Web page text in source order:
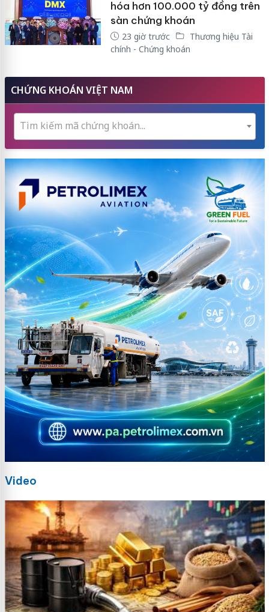
hóa hơn 100.000 tỷ đồng trên
sàn chứng khoán
23 giờ trước
Thương hiệu Tài
chính - Chứng khoán
CHỨNG KHOÁN VIỆT NAM
Tìm kiếm mã chứng khoán...
Video